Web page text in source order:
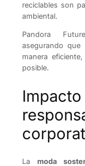
reciclables son
ambiental.
Pandora
asegurando
manera
posible.
La moda